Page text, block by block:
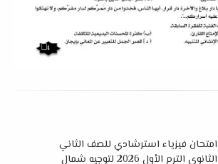
امتحان فيزياء استرشادي للصف الثاني
الثانوي الترم الأول 2026 لتوجيه شمال